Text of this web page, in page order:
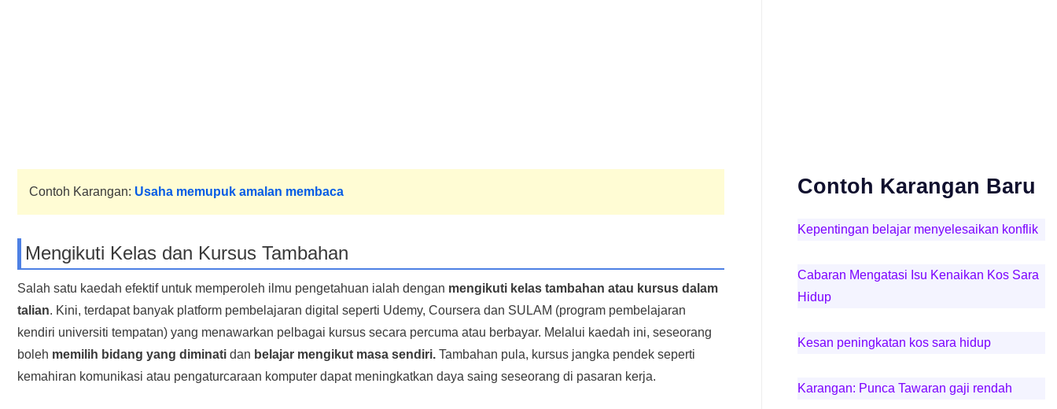
Contoh Karangan: Usaha memupuk amalan membaca
Mengikuti Kelas dan Kursus Tambahan
Salah satu kaedah efektif untuk memperoleh ilmu pengetahuan ialah dengan mengikuti kelas tambahan atau kursus dalam
talian. Kini, terdapat banyak platform pembelajaran digital seperti Udemy, Coursera dan SULAM (program pembelajaran
kendiri universiti tempatan) yang menawarkan pelbagai kursus secara percuma atau berbayar. Melalui kaedah ini, seseorang
boleh memilih bidang yang diminatidan belajar mengikut masa sendiri. Tambahan pula, kursus jangka pendek seperti
kemahiran komunikasi atau pengaturcaraan komputer dapat meningkatkan daya saing seseorang di pasaran kerja.
Contoh Karangan Baru
Kepentingan belajar menyelesaikan konflik
Cabaran Mengatasi Isu Kenaikan Kos Sara
Hidup
Kesan peningkatan kos sara hidup
Karangan: Punca Tawaran gaji rendah